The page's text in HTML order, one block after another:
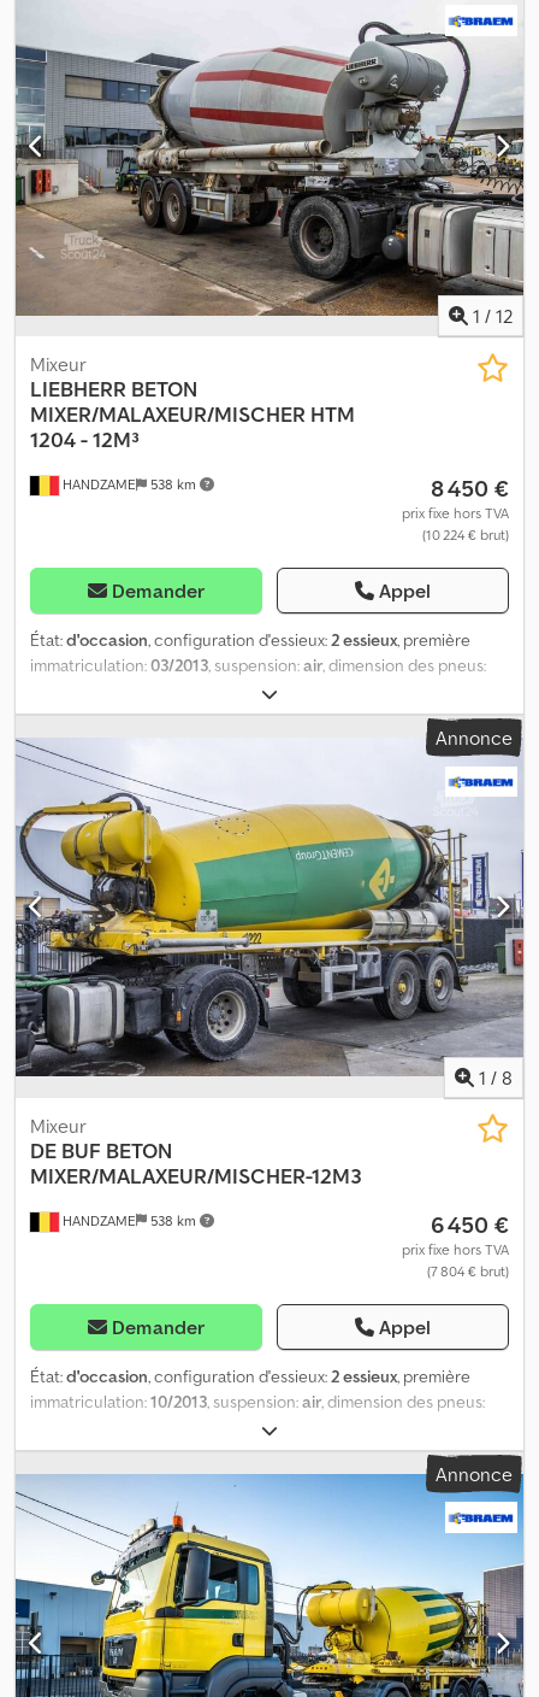
1 / 12
HANDZAME 538 km
Mixeur
LIEBHERR BETON
MIXER/MALAXEUR/MISCHER HTM
1204 - 12M³
8 450 €
prix fixe hors TVA
(10 224 € brut)
Demander Appel
État:d'occasion, configuration d'essieux:2 essieux, première
immatriculation:03/2013, suspension:air, dimension des pneus:
1 320 mm
2013, Matériau utilisable : béton Suspension : suspension
pneumatique Essieu arrière 1 : dimension des pneus : 425/65R22.5
Crodpfsuc Az Sox Akcef Essieu arrière 2 : dimension des pneus :
425/65R22.2 Traction : roues motrices Poids à vide : 7 360 kg
Charge utile : 31 040 kg PTAC : 38 400 kg Marque de la carrosserie
: LIEBHERR
Annonce
1 / 8
HANDZAME 538 km
Mixeur
DE BUF BETON
MIXER/MALAXEUR/MISCHER-12M3
6 450 €
prix fixe hors TVA
(7 804 € brut)
Demander Appel
État:d'occasion, configuration d'essieux:2 essieux, première
immatriculation:10/2013, suspension:air, dimension des pneus:
1 300 mm
2013, Matériau utilisable : Béton Dimension des pneus : 425/65r22.5
Suspension : Suspension pneumatique Transmission : Roues Poids
à vide : 7 120 kg Charge utile : 28 880 kg PTAC : 36 000 kg Csdeuc
Ebhepfx Akcjrf
Annonce